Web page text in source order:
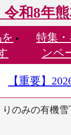
令和8年
特集・
ンペ
【重要】
りのみの有機